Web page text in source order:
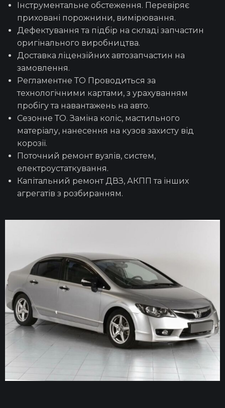
Ремонт ГПР
Ремонт ГБЦ
Ремонт ЕБУ
Проточка гальмівних дисків
Ремонт АКПП
Регулювання розвал-сходження
Діагностика та ремонт кермової рейки
Інструментальне обстеження. Перевіряє
приховані порожнини, вимірювання.
Дефектування та підбір на складі запчастин
оригінального виробництва.
Доставка ліцензійних автозапчастин на
замовлення.
Регламентне ТО Проводиться за
технологічними картами, з урахуванням
пробігу та навантажень на авто.
Сезонне ТО. Заміна коліс, мастильного
матеріалу, нанесення на кузов захисту від
корозії.
Поточний ремонт вузлів, систем,
електроустаткування.
Капітальний ремонт ДВЗ, АКПП та інших
агрегатів з розбиранням.